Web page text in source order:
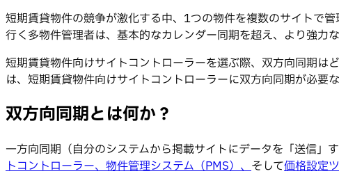
短期賃貸物件の競争が激化する中、1つの物件を複数のサイトで
行く多物件管理者は、基本的なカレンダー同期を超え、より強力
短期賃貸物件向けサイトコントローラーを選ぶ際、双方向同期は
は、短期賃貸物件向けサイトコントローラーに双方向同期が必要な
双方向同期とは何か？
一方向同期（自分のシステムから掲載サイトにデータを「送信」
トコントローラー、 物件管理システム（PMS）、 そして価格設定